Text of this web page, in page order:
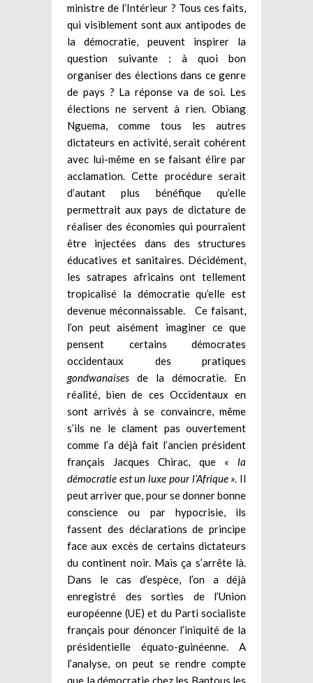
ministre de l’Intérieur ? Tous ces faits,
qui visiblement sont aux antipodes de
la démocratie, peuvent inspirer la
question suivante : à quoi bon
organiser des élections dans ce genre
de pays ? La réponse va de soi. Les
élections ne servent à rien. Obiang
Nguema, comme tous les autres
dictateurs en activité, serait cohérent
avec lui-même en se faisant élire par
acclamation. Cette procédure serait
d’autant plus bénéfique qu’elle
permettrait aux pays de dictature de
réaliser des économies qui pourraient
être injectées dans des structures
éducatives et sanitaires. Décidément,
les satrapes africains ont tellement
tropicalisé la démocratie qu’elle est
devenue méconnaissable. Ce faisant,
l’on peut aisément imaginer ce que
pensent certains démocrates
occidentaux des pratiques
gondwanaises de la démocratie. En
réalité, bien de ces Occidentaux en
sont arrivés à se convaincre, même
s’ils ne le clament pas ouvertement
comme l’a déjà fait l’ancien président
français Jacques Chirac, que « la
démocratie est un luxe pour l’Afrique ». Il
peut arriver que, pour se donner bonne
conscience ou par hypocrisie, ils
fassent des déclarations de principe
face aux excès de certains dictateurs
du continent noir. Mais ça s’arrête là.
Dans le cas d’espèce, l’on a déjà
enregistré des sorties de l’Union
européenne (UE) et du Parti socialiste
français pour dénoncer l’iniquité de la
présidentielle équato-guinéenne. A
l’analyse, on peut se rendre compte
que la démocratie chez les Bantous les